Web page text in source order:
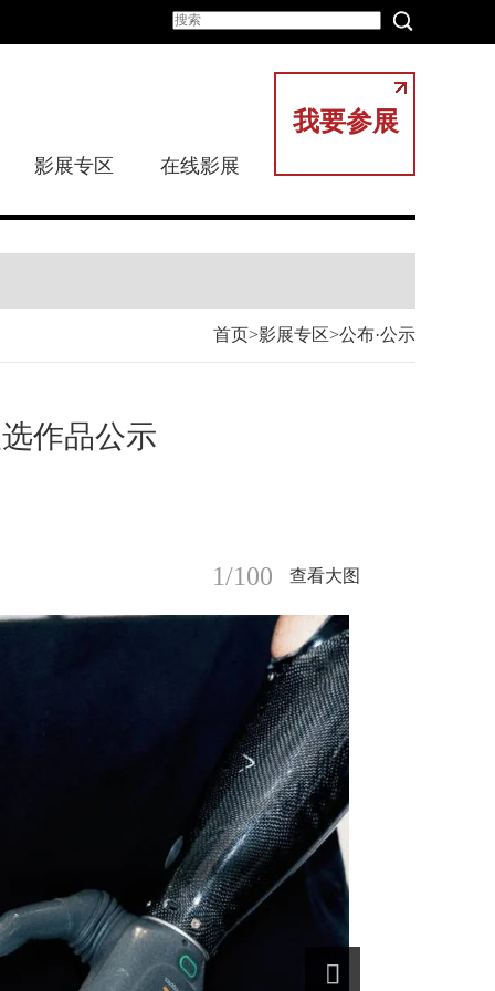
我要参展
影展专区 在线影展
首页 影展专区 公布·公示
作品公示

查看大图
1/100